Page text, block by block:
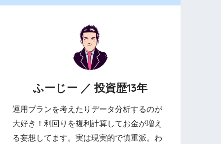
ふーじー ／ 投資歴13年
運用プランを考えたりデータ分析するのが
大好き！利回りを複利計算してお金が増え
る妄想してます。実は現実的で慎重派。わ